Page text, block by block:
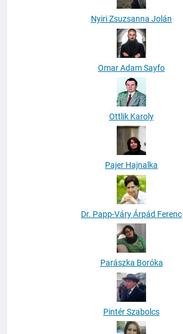
Nyiri Zsuzsanna Jolán
Omar Adam Sayfo
Ottlik Karoly
Pajer Hajnalka
Dr. Papp-Váry Árpád Ferenc
Parászka Boróka
Pintér Szabolcs